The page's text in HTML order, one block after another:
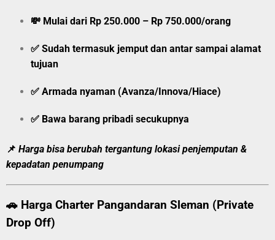
💸 Mulai dari Rp 250.000 – Rp 750.000/orang
✅ Sudah termasuk jemput dan antar sampai alamat
tujuan
✅ Armada nyaman (Avanza/Innova/Hiace)
✅ Bawa barang pribadi secukupnya
📌 Harga bisa berubah tergantung lokasi penjemputan &
kepadatan penumpang
🚗 Harga Charter Pangandaran Sleman (Private
Drop Off)